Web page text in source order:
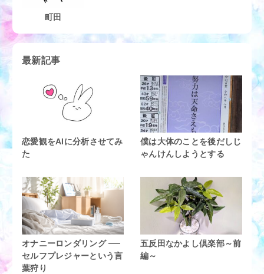
町田
最新記事
恋愛観をAIに分析させてみ
た
僕は大体のことを後だしじ
ゃんけんしようとする
オナニーロンダリング ──
セルフプレジャーという言
葉狩り
五反田なかよし倶楽部～前
編～